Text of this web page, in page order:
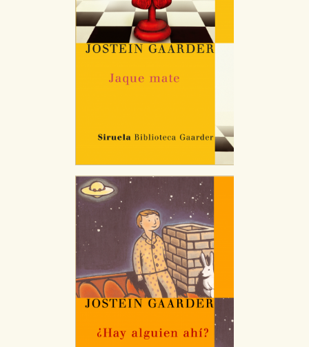
CONFIGURACIÓN DE COOKIES
Cookies necesarias
Estas cookies son necesarias para que nuestro sitio
web funcione y no es posible deshabilitarlas desde
nuestro sistema. Es posible hacerlo desde el
navegador, pero en ese caso es posible que algunas
áreas de nuestra web dejen de funcionar
correctamente.
Cookies de rendimiento y analíticas
Estas cookies se utilizan para mejorar su experiencia
de navegación y optimizar el funcionamiento de
nuestro sitio web. Almacenan configuraciones de
servicios para que no tenga que reconfigurarlos cada
vez que nos visita. La información es agregada y, por lo
Cookies de publicidad y redes sociales